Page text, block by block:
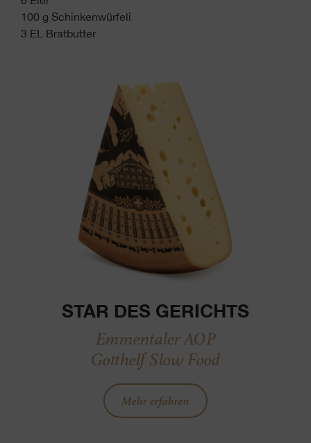
100 g Schinkenwürfeli
3 EL Bratbutter
STAR DES GERICHTS
Emmentaler AOP
Gotthelf Slow Food
Mehr erfahren